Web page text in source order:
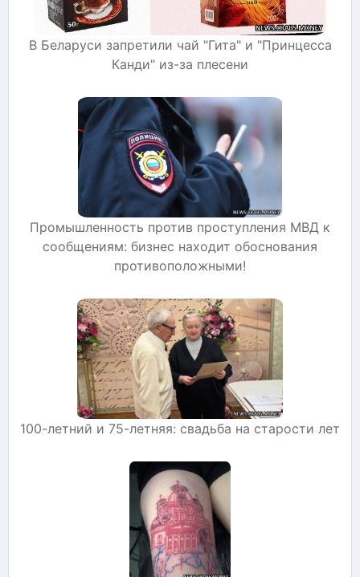
В Беларуси запретили чай "Гита" и "Принцесса
Канди" из-за плесени
Промышленность против проступления МВД к
сообщениям: бизнес находит обоснования
противоположными!
100-летний и 75-летняя: свадьба на старости лет